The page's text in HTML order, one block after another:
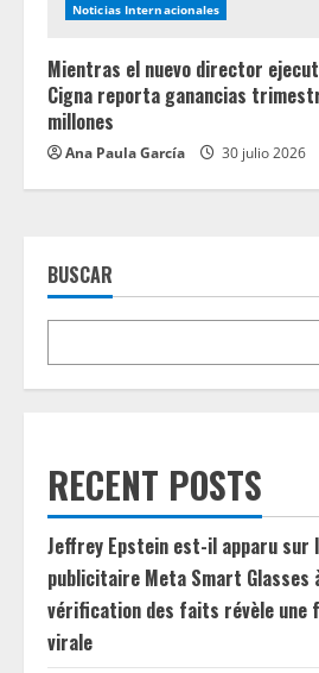
Noticias Internacionales
Mientras el nuevo director
Cigna reporta ganancias
millones
Ana Paula García 30 julio 2026
BUSCAR
RECENT POSTS
Jeffrey Epstein est-il apparu sur
publicitaire Meta Smart Glasses
vérification des faits révèle une
virale